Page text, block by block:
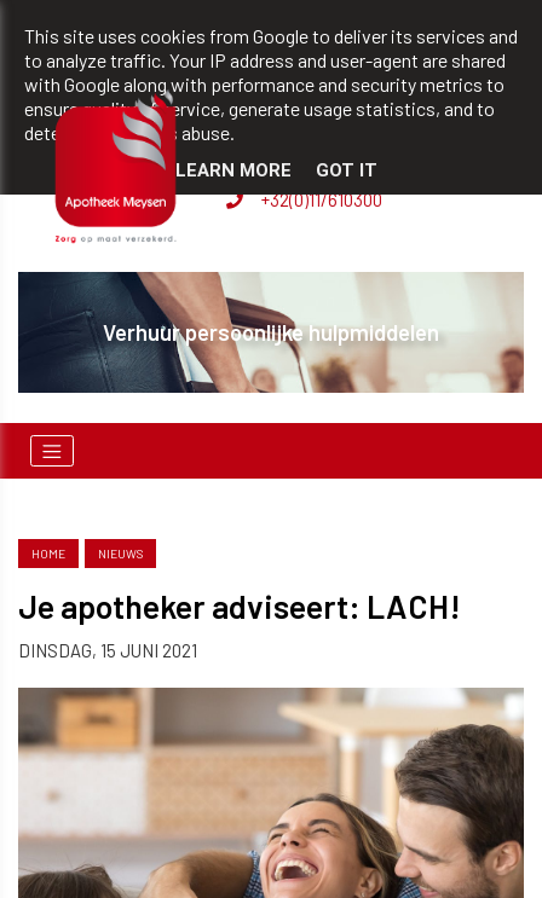
team@apotheekmeysen.be +32(0)11/610300
BVBA apotheek Patrick
Meysen
+32(0)11/610300
Verhuur persoonlijke hulpmiddelen
HOME NIEUWS
Je apotheker adviseert: LACH!
DINSDAG, 15 JUNI 2021
This site uses cookies from Google to deliver its services and
to analyze traffic. Your IP address and user-agent are shared
with Google along with performance and security metrics to
ensure quality of service, generate usage statistics, and to
detect and address abuse.
LEARN MORE GOT IT